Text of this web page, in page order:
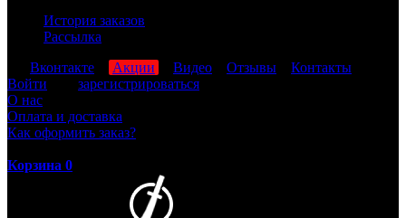
История заказов
Рассылка
Вконтакте Акции Видео Отзывы
Контакты
Войти
зарегистрироваться
О нас
Оплата и доставка
Как оформить заказ?
Корзина 0